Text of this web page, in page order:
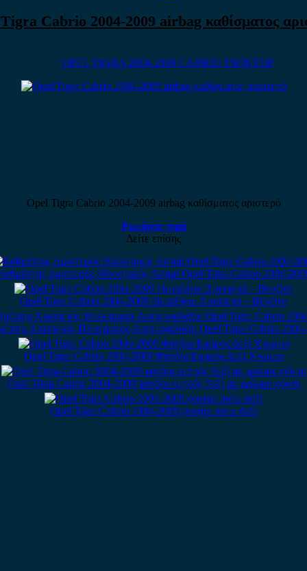
Cabrio 2004-2009 airbag καθίσματος
OPEL TIGRA 2004-2009 CABRIO TWINTOP
Opel Tigra Cabrio 2004-2009 airbag καθίσματος αριστερό
Ρωτήστε τιμή
Δείτε επίσης
Αριστερός Ηλεκτρικός Ασημί Opel Tigra Cabrio 2004-
Opel Tigra Cabrio 2004-2009 Ημιαξόνιο Αριστερό – Βενζίνη
Αριστερός Ηλεκτρικός Ασημογαλάζιο Opel Tigra Cabrio
Opel Tigra Cabrio 2004-2009 Φανάρι Εμπρός Δεξί Χρώμιο
Opel Tigra Cabrio 2004-2009 φανάρι εμπρός δεξί με χρώμιο φόντο
Opel Tigra Cabrio 2004-2009 φανάρι πίσω δεξί